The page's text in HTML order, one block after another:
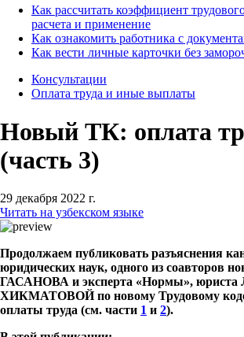
Как рассчитать коэффициент
расчета и применение
Как ознакомить работника с
Как вести личные карточки без
Консультации
Оплата труда и иные выплаты
Новый ТК: оплата
(часть 3)
29 декабря 2022 г.
Читать на узбекском языке
Продолжаем публиковать разъяснения
юридических наук, одного из соавторов
ГАСАНОВА и эксперта «Нормы», юриста
ХИКМАТОВОЙ по новому Трудовому
оплаты труда (см. части 1 и 2).